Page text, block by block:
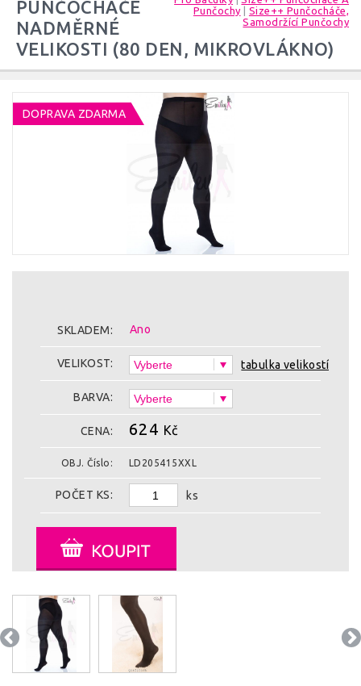
Punčochy
Size++ Punčocháče,
Samodržící Punčochy
PUNČOCHÁČE
NADMĚRNÉ
VELIKOSTI (80 DEN, MIKROVLÁKNO)
DOPRAVA ZDARMA
SKLADEM: Ano
VELIKOST: tabulka velikostí
BARVA:
CENA: 624 Kč
OBJ. Číslo: LD205415XXL
POČET KS: ks